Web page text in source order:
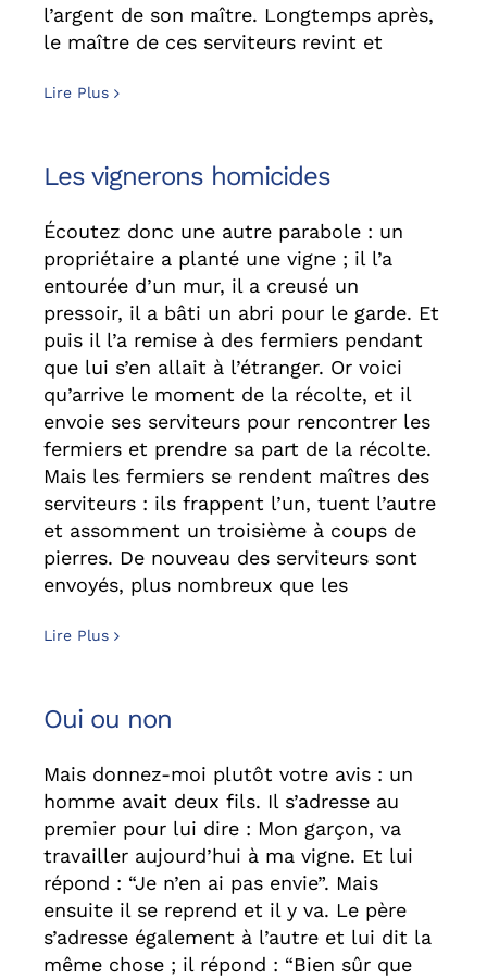
l’argent de son maître. Longtemps après,
le maître de ces serviteurs revint et
Lire Plus
Les vignerons homicides
Écoutez donc une autre parabole : un
propriétaire a planté une vigne ; il l’a
entourée d’un mur, il a creusé un
pressoir, il a bâti un abri pour le garde. Et
puis il l’a remise à des fermiers pendant
que lui s’en allait à l’étranger. Or voici
qu’arrive le moment de la récolte, et il
envoie ses serviteurs pour rencontrer les
fermiers et prendre sa part de la récolte.
Mais les fermiers se rendent maîtres des
serviteurs : ils frappent l’un, tuent l’autre
et assomment un troisième à coups de
pierres. De nouveau des serviteurs sont
envoyés, plus nombreux que les
Lire Plus
Oui ou non
Mais donnez-moi plutôt votre avis : un
homme avait deux fils. Il s’adresse au
premier pour lui dire : Mon garçon, va
travailler aujourd’hui à ma vigne. Et lui
répond : “Je n’en ai pas envie”. Mais
ensuite il se reprend et il y va. Le père
s’adresse également à l’autre et lui dit la
même chose ; il répond : “Bien sûr que